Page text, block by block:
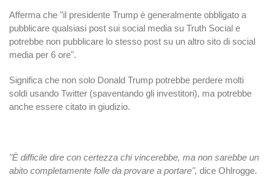
Afferma che "il presidente Trump è generalmente obbligato a
pubblicare qualsiasi post sui social media su Truth Social e
potrebbe non pubblicare lo stesso post su un altro sito di social
media per 6 ore".
Significa che non solo Donald Trump potrebbe perdere molti
soldi usando Twitter (spaventando gli investitori), ma potrebbe
anche essere citato in giudizio.
"È difficile dire con certezza chi vincerebbe, ma non sarebbe un
abito completamente folle da provare a portare", dice Ohlrogge.